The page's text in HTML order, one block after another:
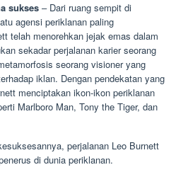
sukses – Dari ruang sempit di
agensi periklanan paling
telah menorehkan jejak emas dalam
sekadar perjalanan karier seorang
seorang visioner yang
iklan. Dengan pendekatan yang
menciptakan ikon-ikon periklanan
Marlboro Man, Tony the Tiger, dan
perjalanan Leo Burnett
di dunia periklanan.